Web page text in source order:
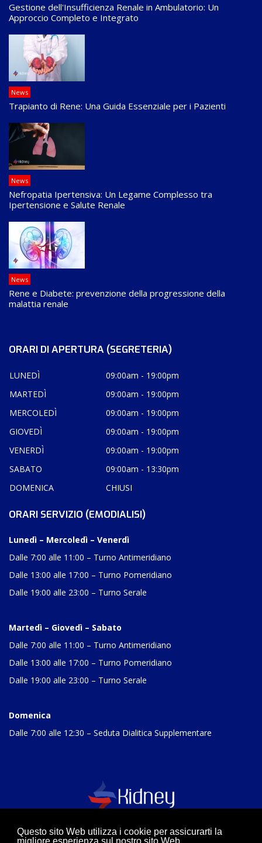
Questo sito Web utilizza i cookie per assicurarti la
Gestione dell'Insufficienza Renale in Ambulatorio: Un
Approccio Completo e Integrato
News
Trapianto di Rene: Una Guida Essenziale per i Pazienti
News
Nefropatia Ipertensiva: Un Legame Complesso tra
Ipertensione e Salute Renale
News
Rene e Diabete: prevenzione della progressione della
malattia renale
ORARI DI APERTURA (SEGRETERIA)
LUNEDÌ
09:00am - 19:00pm
MARTEDÌ
09:00am - 19:00pm
MERCOLEDÌ
09:00am - 19:00pm
GIOVEDÌ
09:00am - 19:00pm
VENERDÌ
09:00am - 19:00pm
SABATO
09:00am - 13:30pm
DOMENICA
CHIUSI
ORARI SERVIZIO (EMODIALISI)
Lunedì – Mercoledì – Venerdì
Dalle 7:00 alle 11:00 – Turno Antimeridiano
Dalle 13:00 alle 17:00 – Turno Pomeridiano
Dalle 19:00 alle 23:00 – Turno Serale
Martedì – Giovedì – Sabato
Dalle 7:00 alle 11:00 – Turno Antimeridiano
Dalle 13:00 alle 17:00 – Turno Pomeridiano
Dalle 19:00 alle 23:00 – Turno Serale
Domenica
Dalle 7:00 alle 12:30 – Seduta Dialitica Supplementare